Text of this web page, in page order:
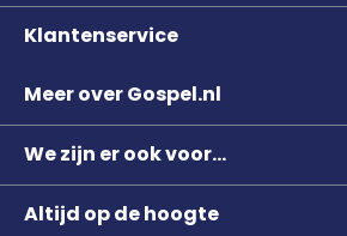
Klantenservice
Meer over Gospel.nl
We zijn er ook voor...
Altijd op de hoogte